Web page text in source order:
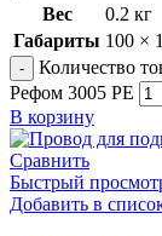
Вес
0.2 кг
Габариты 100 ×
Количество
Рефом 3005 PE
В корзину
Сравнить
Быстрый
Добавить в